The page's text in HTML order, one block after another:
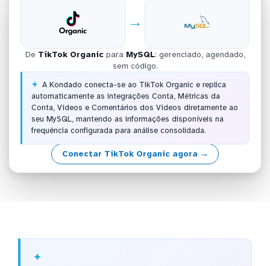
→
De TikTok Organicpara MySQL: gerenciado, agendado,
sem código.
A Kondado conecta-se ao TikTok Organic e replica
automaticamente as integrações Conta, Métricas da
Conta, Vídeos e Comentários dos Vídeos diretamente ao
seu MySQL, mantendo as informações disponíveis na
frequência configurada para análise consolidada.
Conectar TikTok Organic agora →